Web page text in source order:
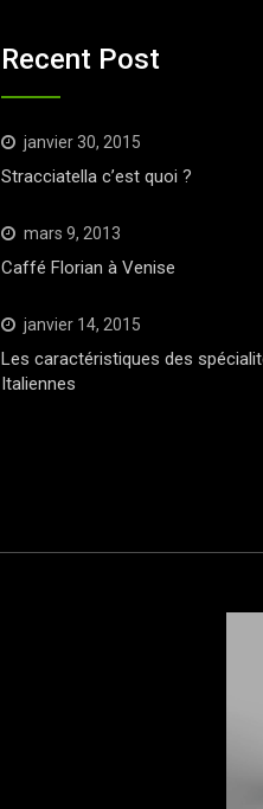
Recent Post
janvier 30, 2015
Stracciatella c’est quoi ?
mars 9, 2013
Caffé Florian à Venise
janvier 14, 2015
Les caractéristiques des
Italiennes